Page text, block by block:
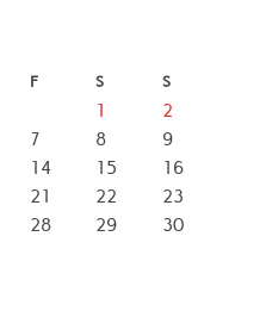
F S S
1
2
7 8
9
14 15
16
21 22
23
28 29
30